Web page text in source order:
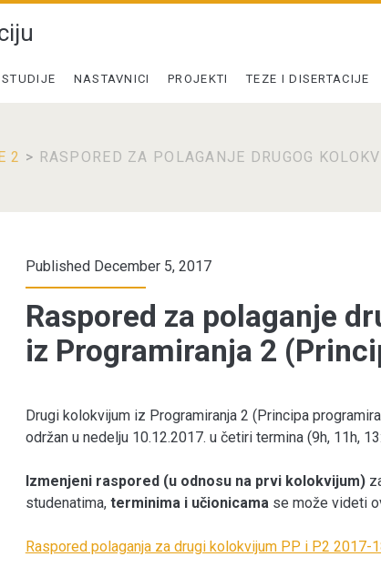
NASTAVNICI PROJEKTI TEZE I DISERTACIJE
2 > RASPORED ZA POLAGANJE DRUGOG
Published December 5, 2017
Raspored za polaganje
iz Programiranja 2
Drugi kolokvijum iz Programiranja 2 (Principa
održan u nedelju 10.12.2017. u četiri termina (9h, 11h,
Izmenjeni raspored (u odnosu na prvi kolokvijum)
studenatima, terminima i učionicamase može videti
Raspored polaganja za drugi kolokvijum PP i P2 2017-